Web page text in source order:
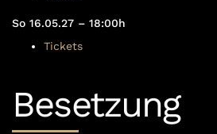
So 16.05.27 – 18:00h
Tickets
Besetzung